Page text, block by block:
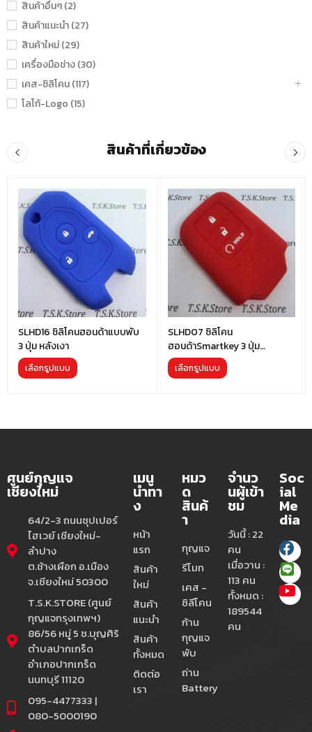
สินค้าอื่นๆ (2)
สินค้าแนะนำ (27)
สินค้าใหม่ (29)
เครื่องมือช่าง (30)
เคส-ซิลิโคน (117)
โลโก้-Logo (15)
สินค้าที่เกี่ยวข้อง
SLHD16 ซิลิโคนฮอนด้าแบบพับ
3 ปุ่ม หลังเงา
เลือกรูปแบบ
SLHD07 ซิลิโคน
ฮอนด้าSmartkey 3 ปุ่ม
(ปุ่มHold)
เลือกรูปแบบ
ศูนย์กุญแจ
เชียงใหม่
64/2-3 ถนนซุปเปอร์
ไฮเวย์ เชียงใหม่-
ลำปาง
ต.ช้างเผือก อ.เมือง
จ.เชียงใหม่ 50300
T.S.K.STORE (ศูนย์
กุญแจกรุงเทพฯ)
86/56 หมู่ 5 ซ.บุญศิริ
ตำบลปากเกร็ด
อำเภอปากเกร็ด
นนทบุรี 11120
095-4477333 |
080-5000190
เมนู
นำทา
ง
หน้า
แรก
สินค้า
ใหม่
สินค้า
แนะนำ
สินค้า
ทั้งหมด
ติดต่อ
เรา
หมว
ด
สินค้
า
กุญแจ
รีโมท
เคส -
ซิลีโคน
ก้าน
กุญแจ
พับ
ถ่าน
Battery
จำนว
นผู้เข้า
ชม
วันนี้ : 22
คน
เมื่อวาน :
113 คน
ทั้งหมด :
189544
คน
Soc
ial
Me
dia